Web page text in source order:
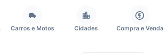
Carros e Motos Cidades Compra e Venda